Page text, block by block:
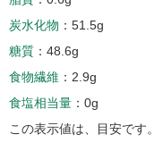
炭水化物
51.5g
糖質
48.6g
食物繊維
2.9g
食塩相当量
0g
この表示値は、目安です。